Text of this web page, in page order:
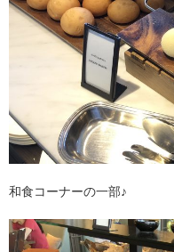
和食コーナーの一部♪